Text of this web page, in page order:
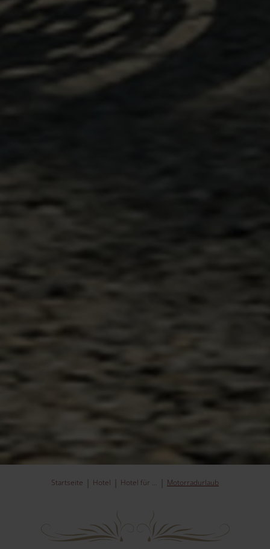
Startseite Hotel Hotel für … Motorradurlaub